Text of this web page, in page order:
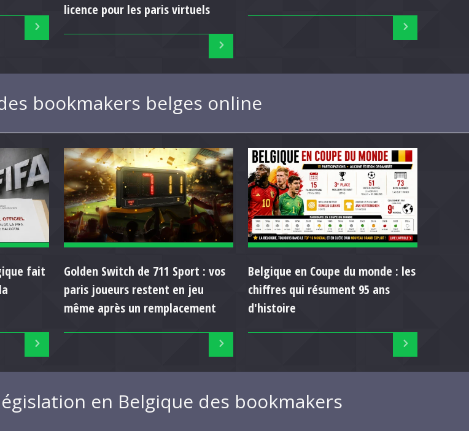
licence pour les paris virtuels
bookmakers belges online
fait
Golden Switch de 711 Sport : vos
paris joueurs restent en jeu
même après un remplacement
Belgique en Coupe du monde : les
chiffres qui résument 95 ans
d'histoire
en Belgique des bookmakers